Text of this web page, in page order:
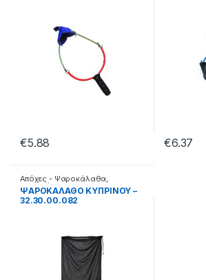
€5.88 €6.37
Απόχες - Ψαροκάλαθα
Ψαροκάλαθα
ΨΑΡΟΚΑΛΑΘΟ ΚΥΠΡΙΝΟΥ –
32.30.00.082